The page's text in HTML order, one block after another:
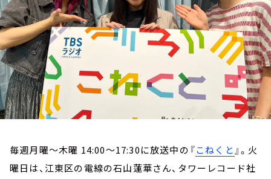
毎週月曜～木曜 14:00～17:30に放送中の『こねくと』。火
曜日は、江東区の電線の石山蓮華さん、タワーレコード社